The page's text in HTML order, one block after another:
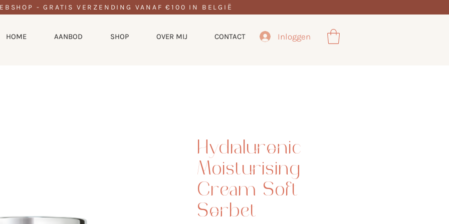
- GRATIS VERZENDING VANAF €100 IN BELGIË
HOME AANBOD SHOP OVER MIJ CONTACT Inloggen
Hydraluronic
Moisturising
Cream Soft
Sorbet